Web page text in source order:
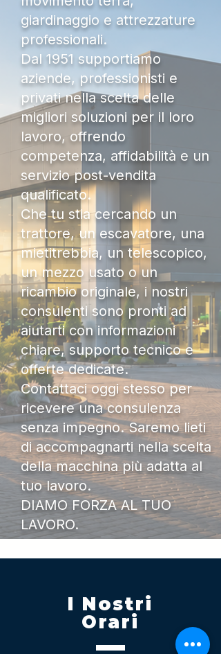
giardinaggio e attrezzature
professionali.
Dal 1951 supportiamo
aziende, professionisti e
privati nella scelta delle
migliori soluzioni per il loro
lavoro, offrendo
competenza, affidabilità e un
servizio post-vendita
qualificato.
Che tu stia cercando un
trattore, un escavatore, una
mietitrebbia, un telescopico,
un mezzo usato o un
ricambio originale, i nostri
consulenti sono pronti ad
aiutarti con informazioni
chiare, supporto tecnico e
offerte dedicate.
Contattaci oggi stesso per
ricevere una consulenza
senza impegno. Saremo lieti
di accompagnarti nella scelta
della macchina più adatta al
tuo lavoro.
DIAMO FORZA AL TUO
LAVORO.
I Nostri
Orari